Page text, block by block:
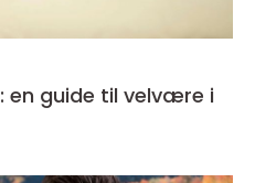
en guide til velvære i